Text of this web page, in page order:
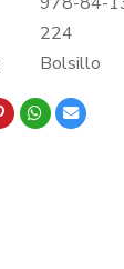
224
Bolsillo